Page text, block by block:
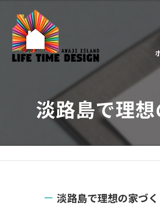
淡路島で理想
淡路島で理想の家づく